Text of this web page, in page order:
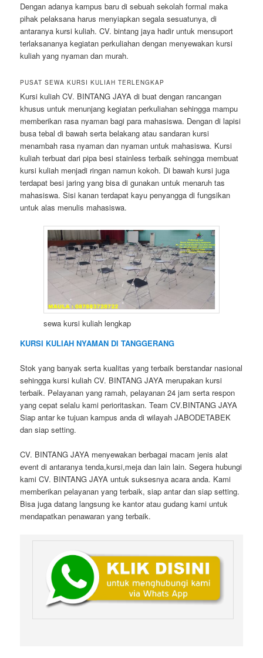
Dengan adanya kampus baru di sebuah sekolah formal maka
pihak pelaksana harus menyiapkan segala sesuatunya, di
antaranya kursi kuliah. CV. bintang jaya hadir untuk mensuport
terlaksananya kegiatan perkuliahan dengan menyewakan kursi
kuliah yang nyaman dan murah.
PUSAT SEWA KURSI KULIAH TERLENGKAP
Kursi kuliah CV. BINTANG JAYA di buat dengan rancangan
khusus untuk menunjang kegiatan perkuliahan sehingga mampu
memberikan rasa nyaman bagi para mahasiswa. Dengan di lapisi
busa tebal di bawah serta belakang atau sandaran kursi
menambah rasa nyaman dan nyaman untuk mahasiswa. Kursi
kuliah terbuat dari pipa besi stainless terbaik sehingga membuat
kursi kuliah menjadi ringan namun kokoh. Di bawah kursi juga
terdapat besi jaring yang bisa di gunakan untuk menaruh tas
mahasiswa. Sisi kanan terdapat kayu penyangga di fungsikan
untuk alas menulis mahasiswa.
sewa kursi kuliah lengkap
KURSI KULIAH NYAMAN DI TANGGERANG
Stok yang banyak serta kualitas yang terbaik berstandar nasional
sehingga kursi kuliah CV. BINTANG JAYA merupakan kursi
terbaik. Pelayanan yang ramah, pelayanan 24 jam serta respon
yang cepat selalu kami perioritaskan. Team CV.BINTANG JAYA
Siap antar ke tujuan kampus anda di wilayah JABODETABEK
dan siap setting.
CV. BINTANG JAYA menyewakan berbagai macam jenis alat
event di antaranya tenda,kursi,meja dan lain lain. Segera hubungi
kami CV. BINTANG JAYA untuk suksesnya acara anda. Kami
memberikan pelayanan yang terbaik, siap antar dan siap setting.
Bisa juga datang langsung ke kantor atau gudang kami untuk
mendapatkan penawaran yang terbaik.